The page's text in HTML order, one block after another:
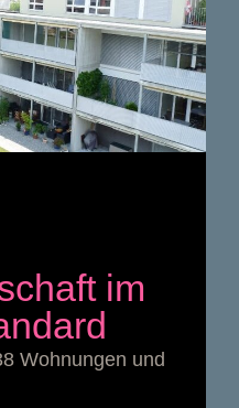
im
Wohnungen und